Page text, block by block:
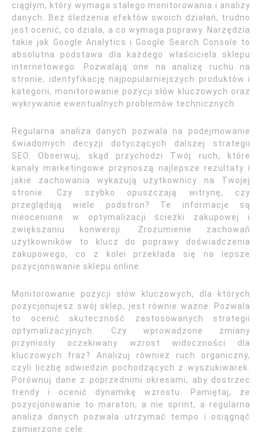
ciągłym, który wymaga stałego monitorowania i analizy
danych. Bez śledzenia efektów swoich działań, trudno
jest ocenić, co działa, a co wymaga poprawy. Narzędzia
takie jak Google Analytics i Google Search Console to
absolutna podstawa dla każdego właściciela sklepu
internetowego. Pozwalają one na analizę ruchu na
stronie, identyfikację najpopularniejszych produktów i
kategorii, monitorowanie pozycji słów kluczowych oraz
wykrywanie ewentualnych problemów technicznych.
Regularna analiza danych pozwala na podejmowanie
świadomych decyzji dotyczących dalszej strategii
SEO. Obserwuj, skąd przychodzi Twój ruch, które
kanały marketingowe przynoszą najlepsze rezultaty i
jakie zachowania wykazują użytkownicy na Twojej
stronie. Czy szybko opuszczają witrynę, czy
przeglądają wiele podstron? Te informacje są
nieocenione w optymalizacji ścieżki zakupowej i
zwiększaniu konwersji. Zrozumienie zachowań
użytkowników to klucz do poprawy doświadczenia
zakupowego, co z kolei przekłada się na lepsze
pozycjonowanie sklepu online.
Monitorowanie pozycji słów kluczowych, dla których
pozycjonujesz swój sklep, jest równie ważne. Pozwala
to ocenić skuteczność zastosowanych strategii
optymalizacyjnych. Czy wprowadzone zmiany
przyniosły oczekiwany wzrost widoczności dla
kluczowych fraz? Analizuj również ruch organiczny,
czyli liczbę odwiedzin pochodzących z wyszukiwarek.
Porównuj dane z poprzednimi okresami, aby dostrzec
trendy i ocenić dynamikę wzrostu. Pamiętaj, że
pozycjonowanie to maraton, a nie sprint, a regularna
analiza danych pozwala utrzymać tempo i osiągnąć
zamierzone cele.